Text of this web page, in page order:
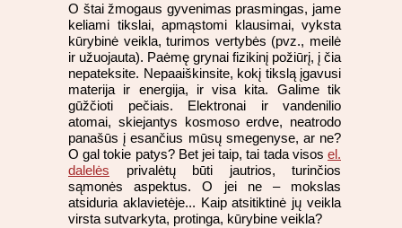
O štai žmogaus gyvenimas prasmingas, jame
keliami tikslai, apmąstomi klausimai, vyksta
kūrybinė veikla, turimos vertybės (pvz., meilė
ir užuojauta). Paėmę grynai fizikinį požiūrį, į čia
nepateksite. Nepaaiškinsite, kokį tikslą įgavusi
materija ir energija, ir visa kita. Galime tik
gūžčioti pečiais. Elektronai ir vandenilio
atomai, skiejantys kosmoso erdve, neatrodo
panašūs į esančius mūsų smegenyse, ar ne?
O gal tokie patys? Bet jei taip, tai tada visos el.
dalelės privalėtų būti jautrios, turinčios
sąmonės aspektus. O jei ne – mokslas
atsiduria aklavietėje... Kaip atsitiktinė jų veikla
virsta sutvarkyta, protinga, kūrybine veikla?